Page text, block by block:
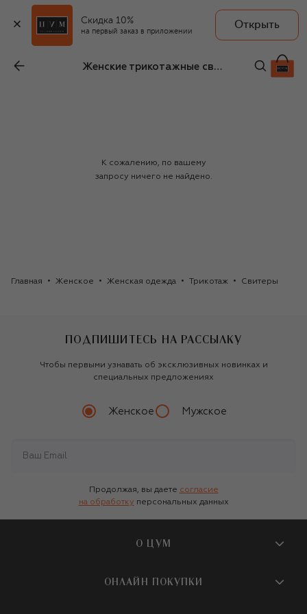
Скидка 10%
на первый заказ в приложении
Открыть
Женские трикотажные свитеры Windsor
К сожалению, по вашему
запросу ничего не найдено.
Главная Женское Женская одежда Трикотаж Свитеры
ПОДПИШИТЕСЬ НА РАССЫЛКУ
Чтобы первыми узнавать об эксклюзивных новинках и
специальных предложениях
Женское Мужское
Продолжая, вы даете согласие
на обработку персональных данных
О ЦУМ
О магазине
ОНЛАЙН ПОКУПКИ